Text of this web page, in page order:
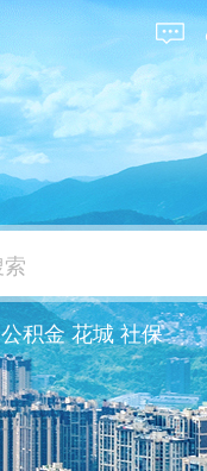
公积金 花城 社保